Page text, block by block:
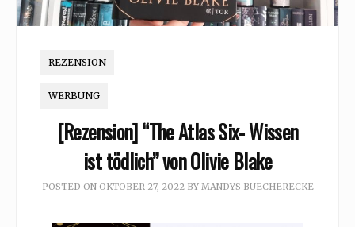
REZENSION
WERBUNG
[Rezension] “The Atlas Six- Wissen
ist tödlich” von Olivie Blake
POSTED ON OKTOBER 27, 2022BY MANDYS BUECHERECKE